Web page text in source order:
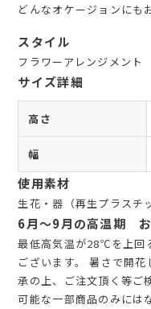
どんなオケージョンにも
スタイル
フラワーアレンジメント
サイズ詳細
高さ
幅
使用素材
生花・器（再生プラスチ
6月～9月の高温期 お
最低高気温が28℃を上回
ございます。 暑さで開
承の上、ご注文頂く等ご
可能な一部商品のみには